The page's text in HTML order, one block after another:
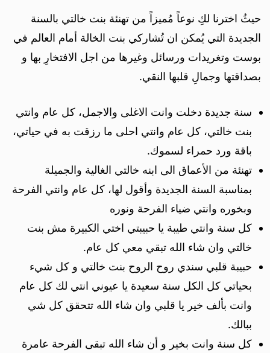
حيثُ اخترنا لكِ نوعاً مُميزاً من تهنئة بنت خالتي بالسنة
الجديدة التي يُمكن ان تُشاركي بنت الخالة أمام العالم في
بوست وتغريدات ورسائل وغيرها من اجل الافتخارِ بها و
بصداقتها وجمالِ قلبها النقي.
سنة جديدة دخلت وانت الاغلى والاجمل، كل عام وانتي
بنت خالتي، كل عام وانتي احلى ما رزقت به في حياتي،
باقة ورد حمراء لسموك.
تهنئة من الأعماق الى ابنه خالتي الغالية والجميلة
بمناسبة السنة الجديدة وأقول لها، كل عام وانتي الفرحة
وبخوره وانتي ضياء الفرحة ونوره
كل سنة وانتي طيبة يا حبيبتي اختي الكبيرة مش بنت
خالتي وان شاء الله تبقي معي كل عام.
حبيبة قلبي سندي روح الروح بنت خالتي و كل شيء
بحياتي كل الكل سنة سعيدة يا عيوني انتي لك كل عام
وانت بألف خير يا قلبي وان شاء الله تتحقق كل شي
ببالك.
كل سنة وانت بخير و أن شاء الله تبقى الفرحة عامرة